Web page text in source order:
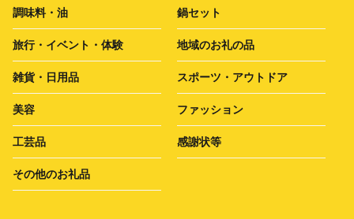
調味料・油 鍋セット
旅行・イベント・体験 地域のお礼の品
雑貨・日用品 スポーツ・アウトドア
美容 ファッション
工芸品 感謝状等
その他のお礼品